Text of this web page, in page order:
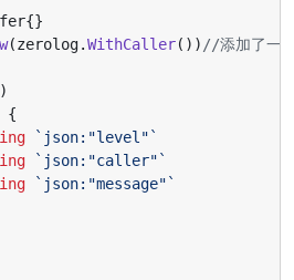
{}
(zerolog.WithCaller()) //添加了一
)
{
`json:"level"`
`json:"caller"`
`json:"message"`